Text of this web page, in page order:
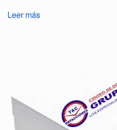
Leer más